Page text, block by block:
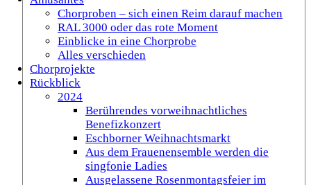
Chorproben – sich einen Reim darauf machen
RAL 3000 oder das rote Moment
Einblicke in eine Chorprobe
Alles verschieden
Chorprojekte
Rückblick
2024
Berührendes vorweihnachtliches
Benefizkonzert
Eschborner Weihnachtsmarkt
Aus dem Frauenensemble werden die
singfonie Ladies
Ausgelassene Rosenmontagsfeier im